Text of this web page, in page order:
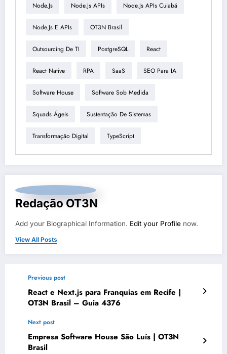
Node.js Node.js APIs Node.js APIs Cuiabá
Node.js E APIs OT3N Brasil
Outsourcing De TI PostgreSQL React
React Native RPA SaaS SEO Para IA
Software House Software Sob Medida
Squads Ágeis Sustentação De Sistemas
Transformação Digital TypeScript
Redação OT3N
Add your Biographical Information. Edit your Profile now.
View All Posts
Previous post
React e Next.js para Franquias em Recife |
OT3N Brasil – Guia 4376
Next post
Empresa Software House São Luís | OT3N
Brasil